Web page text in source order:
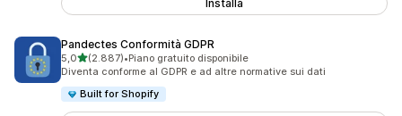
Installa
Pandectes Conformità GDPR
5,0stelle su 5
(2.887)
2887 recensioni totali
•Piano gratuito disponibile
Diventa conforme al GDPR e ad altre normative sui dati
Built for Shopify